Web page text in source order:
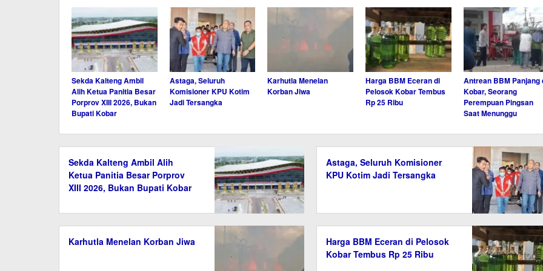
Sekda Kalteng Ambil
Alih Ketua Panitia Besar
Porprov XIII 2026, Bukan
Bupati Kobar
Astaga, Seluruh
Komisioner KPU Kotim
Jadi Tersangka
Karhutla Menelan
Korban Jiwa
Harga BBM Eceran di
Pelosok Kobar Tembus
Rp 25 Ribu
Antrean BBM Panjang
Kobar, Seorang
Perempuan Pingsan
Saat Menunggu
Sekda Kalteng Ambil Alih
Ketua Panitia Besar Porprov
XIII 2026, Bukan Bupati Kobar
Astaga, Seluruh Komisioner
KPU Kotim Jadi Tersangka
Karhutla Menelan Korban Jiwa
Harga BBM Eceran di Pelosok
Kobar Tembus Rp 25 Ribu